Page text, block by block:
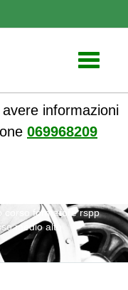
Toggle
informazioni
069968209
corso formatore rspp
medio alto